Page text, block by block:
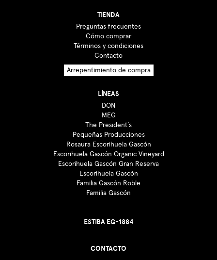
TIENDA
Preguntas frecuentes
Cómo comprar
Términos y condiciones
Contacto
Arrepentimiento de compra
LÍNEAS
DON
MEG
The President´s
Pequeñas Producciones
Rosaura Escorihuela Gascón
Escorihuela Gascón Organic Vineyard
Escorihuela Gascón Gran Reserva
Escorihuela Gascón
Familia Gascón Roble
Familia Gascón
ESTIBA EG-1884
CONTACTO